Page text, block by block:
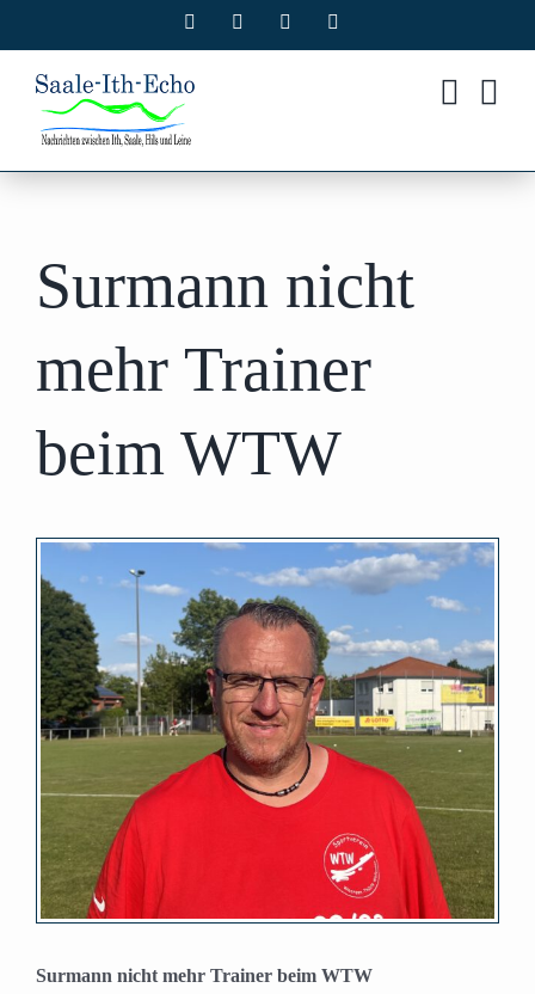
Inhalt
springen
Facebook Instagram
Surmann nicht
mehr Trainer
beim WTW
grösseres
Bild
Surmann nicht mehr Trainer beim WTW